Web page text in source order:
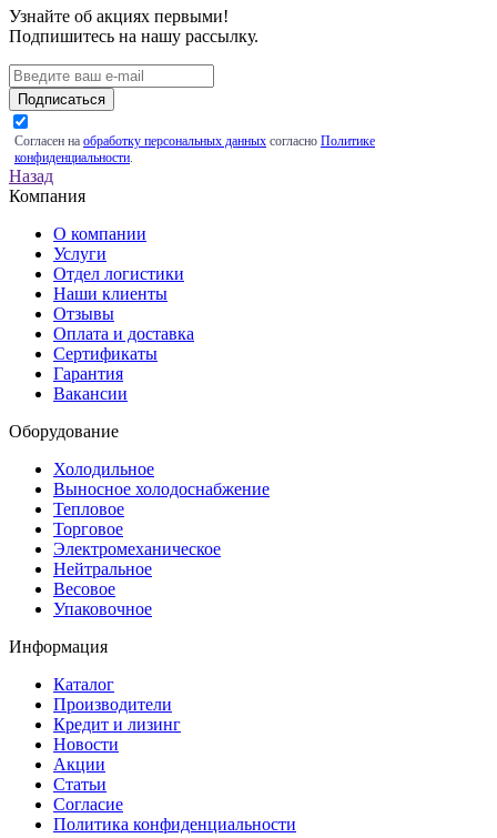
Узнайте об акциях первыми!
Подпишитесь на нашу рассылку.
Подписаться
Согласен на обработку персональных данных согласно Политике
конфиденциальности.
Назад
Компания
О компании
Услуги
Отдел логистики
Наши клиенты
Отзывы
Оплата и доставка
Сертификаты
Гарантия
Вакансии
Оборудование
Холодильное
Выносное холодоснабжение
Тепловое
Торговое
Электромеханическое
Нейтральное
Весовое
Упаковочное
Информация
Каталог
Производители
Кредит и лизинг
Новости
Акции
Статьи
Согласие
Политика конфиденциальности